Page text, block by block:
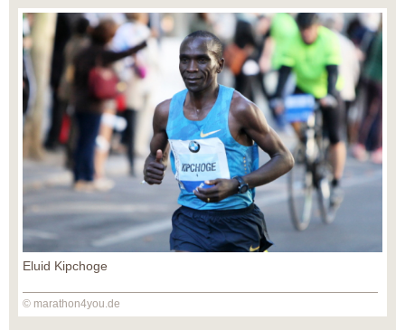
Eluid Kipchoge
© marathon4you.de